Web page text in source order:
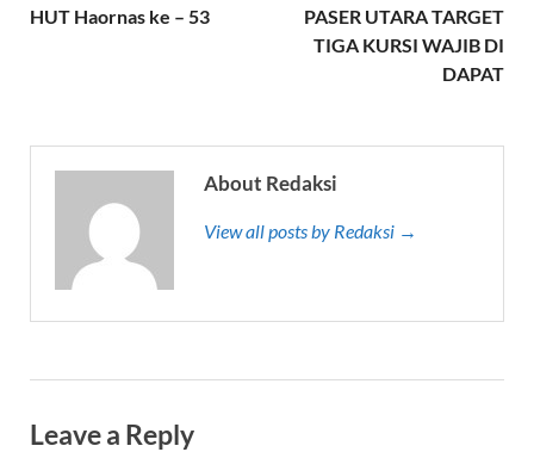
HUT Haornas ke – 53
PASER UTARA TARGET
TIGA KURSI WAJIB DI
DAPAT
About Redaksi
View all posts by Redaksi →
Leave a Reply